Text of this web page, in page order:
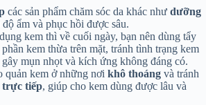
các sản phẩm chăm sóc da khác như dưỡng
ẩm và phục hồi được sâu.
kem thì về cuối ngày, bạn nên dùng tẩy
phần kem thừa trên mặt, tránh tình trạng kem
gây mụn nhọt và kích ứng không đáng có.
quản kem ở những nơi khô thoáng và tránh
trực tiếp, giúp cho kem dùng được lâu và